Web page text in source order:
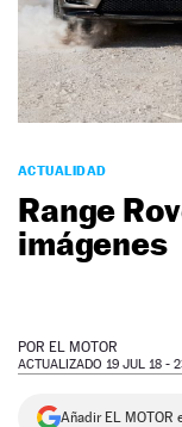
NEWSLETTER
SÍGUENOS
ACTUALIDAD
Range
imágenes
POR EL MOTOR
ACTUALIZADO 19 JUL 18 -
Añadir EL MOTOR